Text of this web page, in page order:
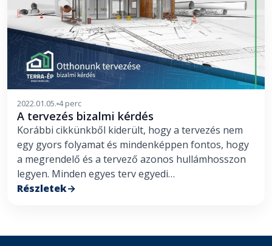
2022.01.05. 4 perc
A tervezés bizalmi kérdés
Korábbi cikkünkből kiderült, hogy a tervezés nem
egy gyors folyamat és mindenképpen fontos, hogy
a megrendelő és a tervező azonos hullámhosszon
legyen. Minden egyes terv egyedi…
Részletek